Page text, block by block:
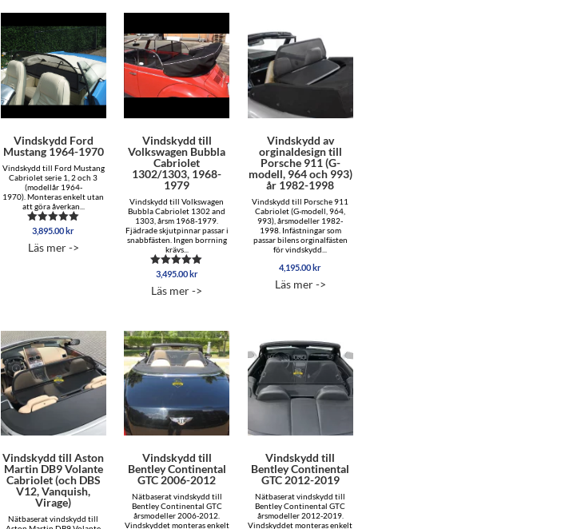
Vindskydd Ford
Mustang 1964-1970
Vindskydd till Ford Mustang
Cabriolet serie 1, 2 och 3
(modellår 1964-
1970). Monteras enkelt utan
att göra åverkan...
Betygsatt
av 5
3,895.00kr
Läs mer ->
Vindskydd till
Volkswagen Bubbla
Cabriolet
1302/1303, 1968-
1979
Vindskydd till Volkswagen
Bubbla Cabriolet 1302 and
1303, årsm 1968-1979.
Fjädrade skjutpinnar passar i
snabbfästen. Ingen borrning
krävs...
Betygsatt
av 5
3,495.00kr
Läs mer ->
Vindskydd av
orginaldesign till
Porsche 911 (G-
modell, 964 och 993)
år 1982-1998
Vindskydd till Porsche 911
Cabriolet (G-modell, 964,
993), årsmodeller 1982-
1998. Infästningar som
passar bilens orginalfästen
för vindskydd...
4,195.00kr
Läs mer ->
Vindskydd till Aston
Martin DB9 Volante
Cabriolet (och DBS
V12, Vanquish,
Virage)
Nätbaserat vindskydd till
Vindskydd till
Bentley Continental
GTC 2006-2012
Nätbaserat vindskydd till
Bentley Continental GTC
årsmodeller 2006-2012.
Vindskyddet monteras enkelt
Vindskydd till
Bentley Continental
GTC 2012-2019
Nätbaserat vindskydd till
Bentley Continental GTC
årsmodeller 2012-2019.
Vindskyddet monteras enkelt